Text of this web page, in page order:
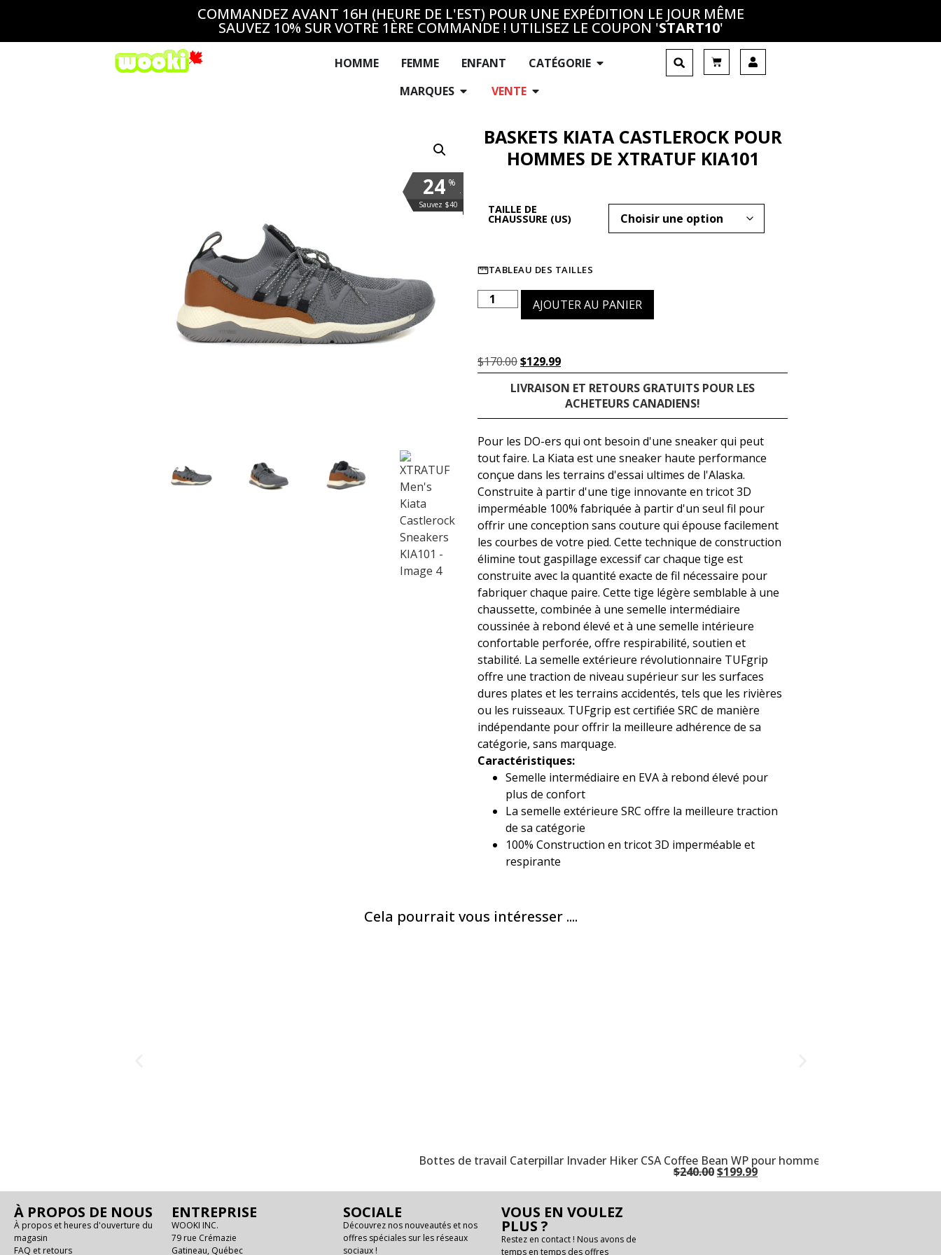
COMMANDEZ AVANT 16H (HEURE DE L'EST) POUR UNE EXPÉDITION LE JOUR MÊME
SAUVEZ 10% SUR VOTRE 1ÈRE COMMANDE ! UTILISEZ LE COUPON 'START10'
HOMME FEMME ENFANT
CATÉGORIE
MARQUES
VENTE
%
24
Sauvez $40
BASKETS KIATA CASTLEROCK POUR
HOMMES DE XTRATUF KIA101
TAILLE DE
CHAUSSURE (US)
TABLEAU DES TAILLES
AJOUTER AU PANIER
$170.00$129.99
LIVRAISON ET RETOURS GRATUITS POUR LES
ACHETEURS CANADIENS!
Pour les DO-ers qui ont besoin d'une sneaker qui peut
tout faire. La Kiata est une sneaker haute performance
conçue dans les terrains d'essai ultimes de l'Alaska.
Construite à partir d'une tige innovante en tricot 3D
imperméable 100% fabriquée à partir d'un seul fil pour
offrir une conception sans couture qui épouse facilement
les courbes de votre pied. Cette technique de construction
élimine tout gaspillage excessif car chaque tige est
construite avec la quantité exacte de fil nécessaire pour
fabriquer chaque paire. Cette tige légère semblable à une
chaussette, combinée à une semelle intermédiaire
coussinée à rebond élevé et à une semelle intérieure
confortable perforée, offre respirabilité, soutien et
stabilité. La semelle extérieure révolutionnaire TUFgrip
offre une traction de niveau supérieur sur les surfaces
dures plates et les terrains accidentés, tels que les rivières
ou les ruisseaux. TUFgrip est certifiée SRC de manière
indépendante pour offrir la meilleure adhérence de sa
catégorie, sans marquage.
Caractéristiques:
Semelle intermédiaire en EVA à rebond élevé pour
plus de confort
La semelle extérieure SRC offre la meilleure traction
de sa catégorie
100% Construction en tricot 3D imperméable et
respirante
Cela pourrait vous intéresser ....
Bottes de travail Caterpillar Invader Hiker CSA Coffee Bean WP pour homme P725676
$240.00$199.99
À PROPOS DE NOUS
À propos et heures d'ouverture du
magasin
FAQ et retours
ENTREPRISE
WOOKI INC.
79 rue Crémazie
Gatineau, Québec
SOCIALE
Découvrez nos nouveautés et nos
offres spéciales sur les réseaux
sociaux !
VOUS EN VOULEZ
PLUS ?
Restez en contact ! Nous avons de
temps en temps des offres